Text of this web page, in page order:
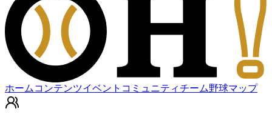
ホーム コンテンツイベント コミュニティチーム野球マップ